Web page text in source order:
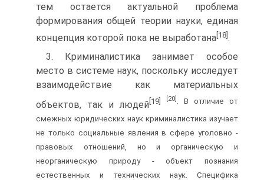
тем остается актуальной проблема
формирования общей теории науки, единая
концепция которой пока не выработана[18].
3. Криминалистика занимает особое
место в системе наук, поскольку исследует
взаимодействие как материальных
объектов, так и людей [19] [20] . В отличие от
смежных юридических наук криминалистика изучает
не только социальные явления в сфере уголовно -
правовых отношений, но и органическую и
неорганическую природу - объект познания
естественных и технических наук. Специфика